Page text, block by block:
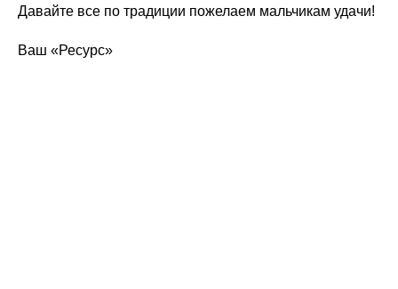
Давайте все по традиции пожелаем мальчикам удачи!
Ваш «Ресурс»